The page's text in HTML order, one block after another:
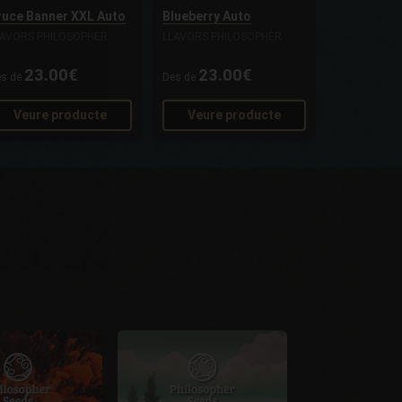
Banner XXL Auto
de 23.00€
Veure producte
Blueberry Auto
Des de 23.00€
Veure producte